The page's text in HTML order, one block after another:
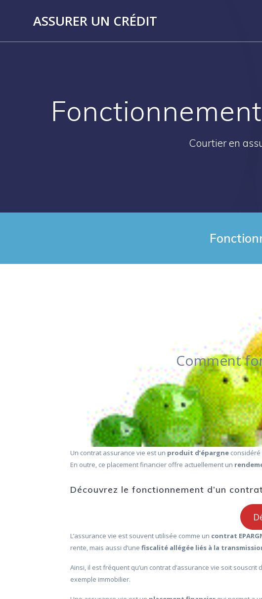
ASSURER UN CRÉDIT
Courtier en
Comment
Un contrat assurance vie est un produit d’épargne considéré
En outre, ce placement financier offre actuellement un
Découvrez le fonctionnement d’un
L’assurance vie est souvent utilisée comme un contrat
rente, mais aussi d’une fiscalité allégée liés à la
Ainsi, il est fréquent qu’un contrat d’assurance vie soit souscrit
exemple immobilier.